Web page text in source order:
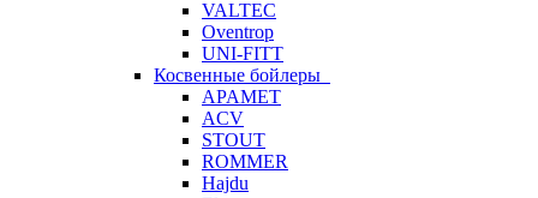
VALTEC
Oventrop
UNI-FITT
Косвенные бойлеры
APAMET
ACV
STOUT
ROMMER
Hajdu